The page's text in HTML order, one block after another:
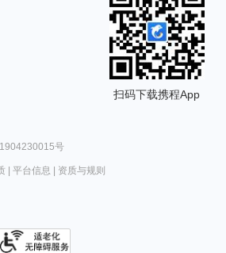
扫码下载携程App
号
| 平台信息 资质与规则